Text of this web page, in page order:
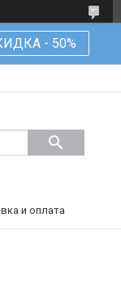
- 50%
и оплата